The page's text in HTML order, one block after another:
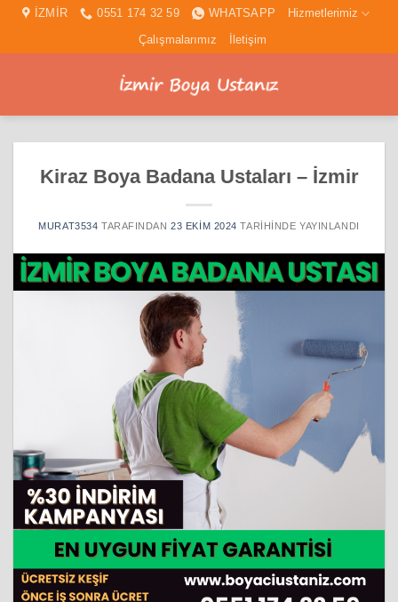
İçeriğeİZMİR 0551 174 32 59 WHATSAPP
Hizmetlerimiz
Çalışmalarımız
İletişim
Kiraz Boya Badana Ustaları – İzmir
MURAT3534 TARAFINDAN 23 EKIM 2024 TARIHINDE YAYINLANDI